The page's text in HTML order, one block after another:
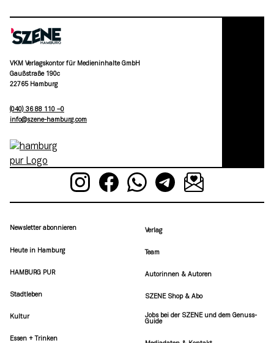
VKM Verlagskontor für Medieninhalte GmbH
Gaußstraße 190c
22765 Hamburg
(040) 36 88 110 –0
moc.grubmah-enezs@ofni
Newsletter abonnieren
Heute in Hamburg
HAMBURG PUR
Stadtleben
Kultur
Essen + Trinken
Verlag
Team
Autorinnen & Autoren
SZENE Shop & Abo
Jobs bei der SZENE und dem Genuss-
Guide